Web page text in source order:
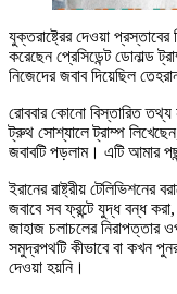
যুক্তরাষ্ট্রের দেওয়া
করেছেন প্রেসিডেন্ট ডোনাল্ড
নিজেদের জবাব দিয়েছিল
রোববার কোনো বিস্তারিত তথ্য
ট্রুথ সোশ্যালে ট্রাম্প
জবাবটি পড়লাম। এটি আমার
ইরানের রাষ্ট্রীয় টেলিভিশনের
জবাবে সব ফ্রন্টে যুদ্ধ বন্ধ
জাহাজ চলাচলের
সমুদ্রপথটি কীভাবে বা কখন
দেওয়া হয়নি।